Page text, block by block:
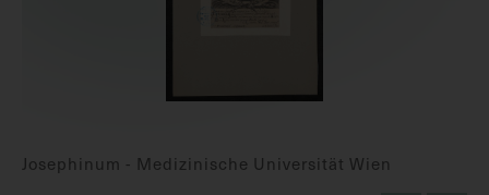
Josephinum - Medizinische Universität Wien